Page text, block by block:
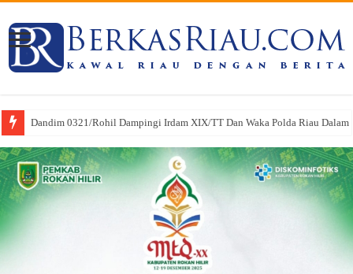
Dandim 0321/Rohil Dampingi Irdam XIX/TT Dan Waka Polda Riau Dalam